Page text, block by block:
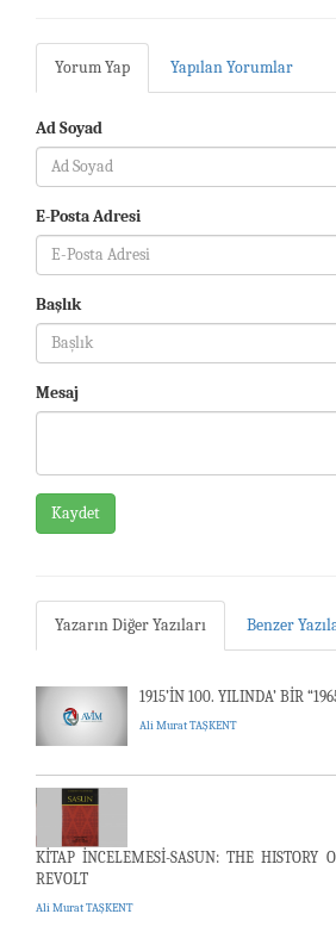
Yorum Yap Yapılan Yorumlar
Ad Soyad
E-Posta Adresi
Başlık
Mesaj
Kaydet
Yazarın Diğer Yazıları Benzer
1915’İN 100. YILINDA’ BİR
Ali Murat TAŞKENT
KİTAP İNCELEMESİ-SASUN: THE HISTORY
REVOLT
Ali Murat TAŞKENT